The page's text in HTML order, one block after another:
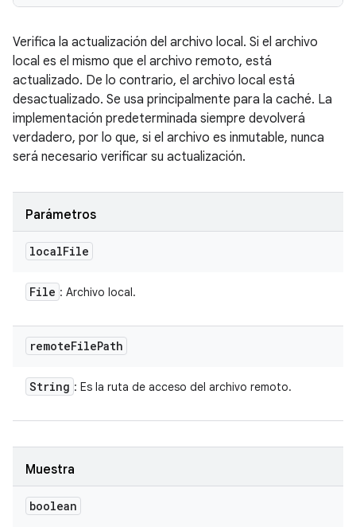
Verifica la actualización del archivo local. Si el archivo
local es el mismo que el archivo remoto, está
actualizado. De lo contrario, el archivo local está
desactualizado. Se usa principalmente para la caché. La
implementación predeterminada siempre devolverá
verdadero, por lo que, si el archivo es inmutable, nunca
será necesario verificar su actualización.
Parámetros
localFile
File : Archivo local.
remoteFilePath
String : Es la ruta de acceso del archivo remoto.
Muestra
boolean